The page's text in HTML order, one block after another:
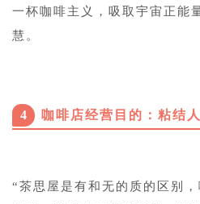
一杯咖啡主义，吸取宇宙正能
慧。
4 咖啡店经营目的：粘结
“茶思屋是有和无的质的区别